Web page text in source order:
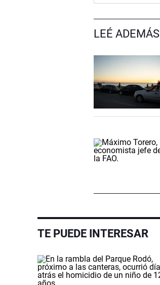
LEÉ ADEMÁS
TE PUEDE INTERESAR